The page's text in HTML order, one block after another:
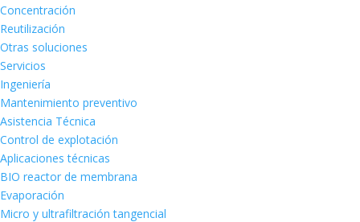
Concentración
Reutilización
Otras soluciones
Servicios
Ingeniería
Mantenimiento preventivo
Asistencia Técnica
Control de explotación
Aplicaciones técnicas
BIO reactor de membrana
Evaporación
Micro y ultrafiltración tangencial